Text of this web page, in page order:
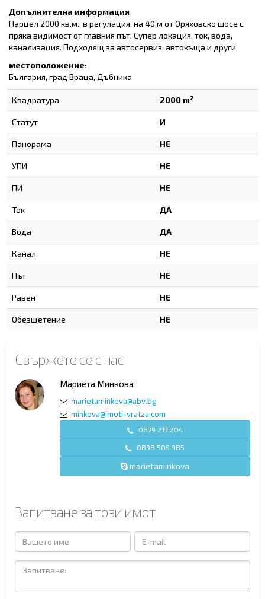
Допълнителна информация
Парцел 2000 кв.м., в регулация, на 40 м от Оряховско шосе с
пряка видимост от главния път. Супер локация, ток, вода,
канализация. Подходящ за автосервиз, автокъща и други
местоположение:
България, град Враца, Дъбника
Квадратура 2000 m2
Статут И
Панорама НЕ
УПИ НЕ
ПИ НЕ
Ток ДА
Вода ДА
Канал НЕ
Път НЕ
Равен НЕ
Обезщетение НЕ
Свържете се с нас
Мариета Минкова
marietaminkova@abv.bg
minkova@imoti-vratza.com
0879 217 204
0898 509 985
marietaminkova
Запитване за този имот